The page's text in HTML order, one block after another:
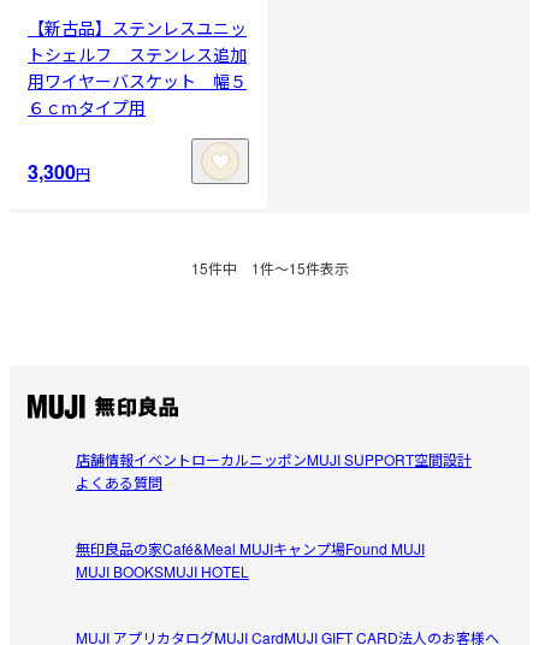
【新古品】ステンレスユニッ
トシェルフ ステンレス追加
用ワイヤーバスケット 幅５
６ｃｍタイプ用
3,300円
15件中 1件〜15件表示
店舗情報イベントローカルニッポンMUJI SUPPORT空間設計
よくある質問
無印良品の家Café&Meal MUJIキャンプ場Found MUJI
MUJI BOOKSMUJI HOTEL
MUJI アプリカタログMUJI CardMUJI GIFT CARD法人のお客様へ